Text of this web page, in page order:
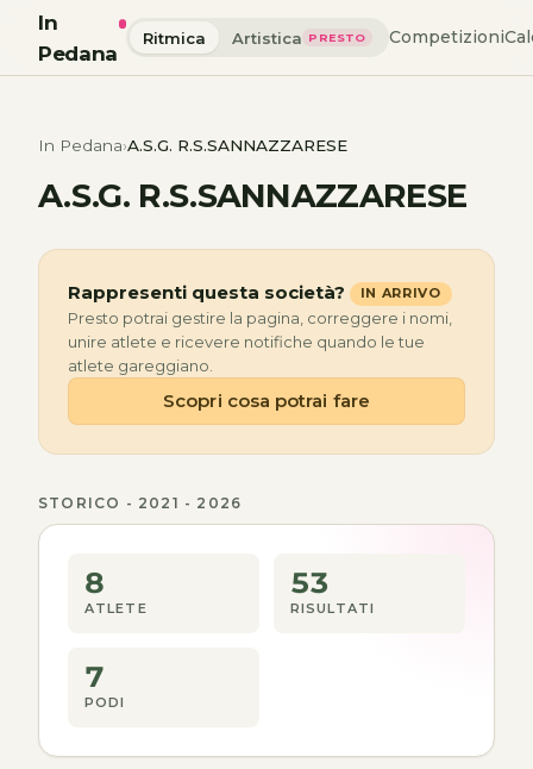
In
Pedana
Ritmica Artistica PRESTO Competizioni
In Pedana A.S.G. R.S.SANNAZZARESE
A.S.G. R.S.SANNAZZARESE
Rappresenti questa società? IN ARRIVO
Presto potrai gestire la pagina, correggere i nomi,
unire atlete e ricevere notifiche quando le tue
atlete gareggiano.
Scopri cosa potrai fare
STORICO - 2021 - 2026
8
ATLETE
53
RISULTATI
7
PODI